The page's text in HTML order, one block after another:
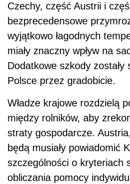
Czechy, część Austrii i
bezprecedensowe
wyjątkowo łagodnych
miały znaczny wpływ na
Dodatkowe szkody zostały
Polsce przez gradobicie.
Władze krajowe rozdzielą
między rolników, aby
straty gospodarcze.
będą musiały powiadomić
szczególności o kryteriach
obliczania pomocy